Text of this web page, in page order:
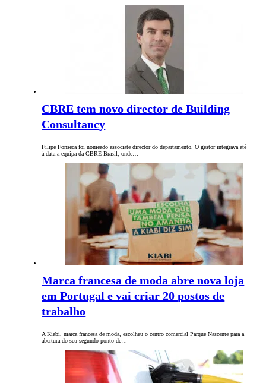
CBRE tem novo director de Building
Consultancy
Filipe Fonseca foi nomeado associate director do departamento. O gestor integrava até
à data a equipa da CBRE Brasil, onde…
Marca francesa de moda abre nova loja
em Portugal e vai criar 20 postos de
trabalho
A Kiabi, marca francesa de moda, escolheu o centro comercial Parque Nascente para a
abertura do seu segundo ponto de…